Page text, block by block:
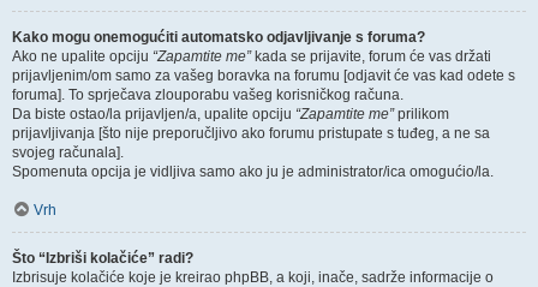
Kako mogu onemogućiti automatsko odjavljivanje s foruma?
Ako ne upalite opciju “Zapamtite me”kada se prijavite, forum će vas držati
prijavljenim/om samo za vašeg boravka na forumu [odjavit će vas kad odete s
foruma]. To sprječava zlouporabu vašeg korisničkog računa.
Da biste ostao/la prijavljen/a, upalite opciju “Zapamtite me”prilikom
prijavljivanja [što nije preporučljivo ako forumu pristupate s tuđeg, a ne sa
svojeg računala].
Spomenuta opcija je vidljiva samo ako ju je administrator/ica omogućio/la.
Vrh
Što “Izbriši kolačiće” radi?
Izbrisuje kolačiće koje je kreirao phpBB, a koji, inače, sadrže informacije o